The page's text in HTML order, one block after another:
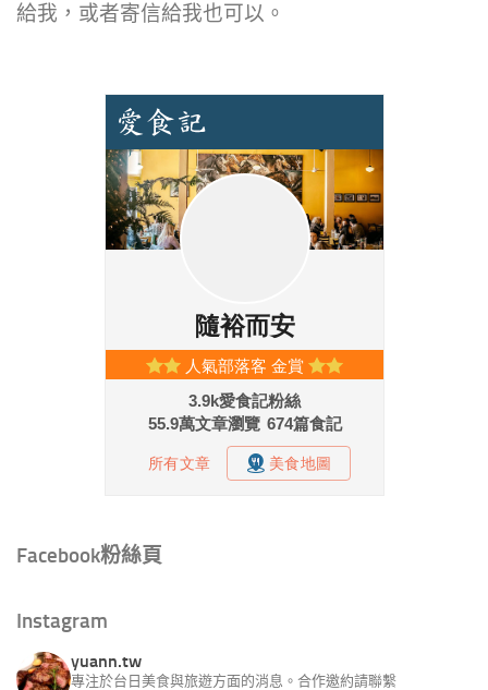
給我，或者寄信給我也可以。
Facebook粉絲頁
Instagram
yuann.tw
專注於台日美食與旅遊方面的消息。合作邀約請聯繫